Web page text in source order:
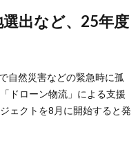
自然災害などの緊急時に孤
ドローン物流」による支援
ェクトを8月に開始すると発